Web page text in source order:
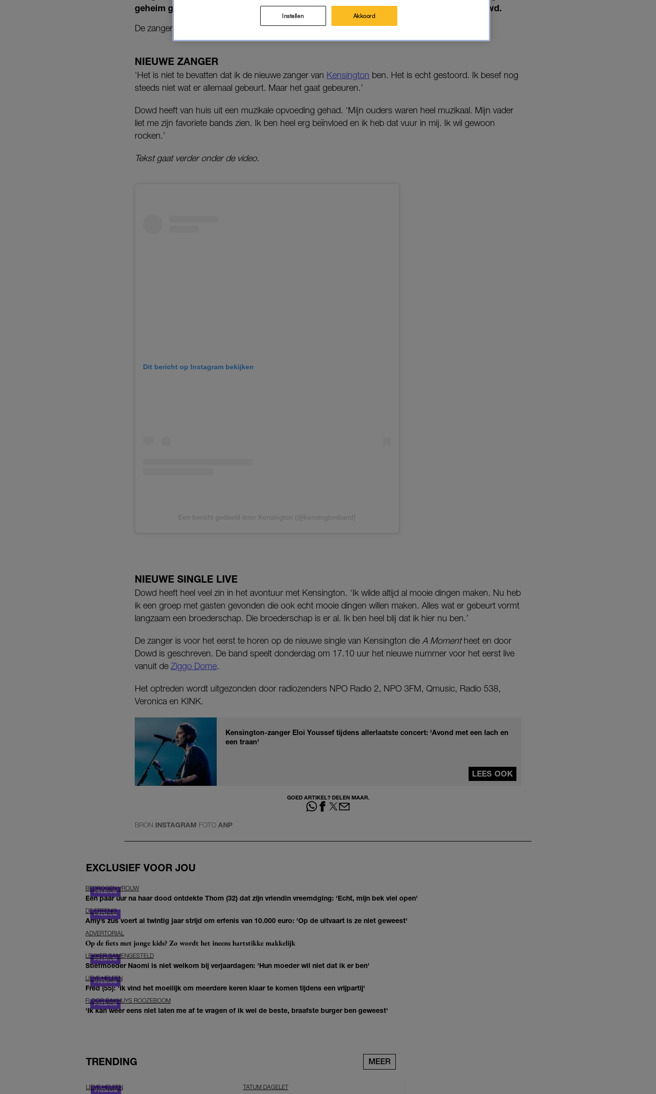
geheim gehouden, tot nu toe dan. Via social media maken fans kennis met Jason Dowd.
De zanger, die uit Louisiana (VS) afkomstig is, vertelt dat muziek met de paplepel is ingegoten.
NIEUWE ZANGER
‘Het is niet te bevatten dat ik de nieuwe zanger van Kensington ben. Het is echt gestoord. Ik besef nog
steeds niet wat er allemaal gebeurt. Maar het gaat gebeuren.’
Dowd heeft van huis uit een muzikale opvoeding gehad. ‘Mijn ouders waren heel muzikaal. Mijn vader
liet me zijn favoriete bands zien. Ik ben heel erg beïnvloed en ik heb dat vuur in mij. Ik wil gewoon
rocken.’
Tekst gaat verder onder de video.
Dit bericht op Instagram bekijken
Een bericht gedeeld door Kensington (@kensingtonband)
NIEUWE SINGLE LIVE
Dowd heeft heel veel zin in het avontuur met Kensington. ‘Ik wilde altijd al mooie dingen maken. Nu heb
ik een groep met gasten gevonden die ook echt mooie dingen willen maken. Alles wat er gebeurt vormt
langzaam een broederschap. Die broederschap is er al. Ik ben heel blij dat ik hier nu ben.’
De zanger is voor het eerst te horen op de nieuwe single van Kensington die A Momentheet en door
Dowd is geschreven. De band speelt donderdag om 17.10 uur het nieuwe nummer voor het eerst live
vanuit de Ziggo Dome.
Het optreden wordt uitgezonden door radiozenders NPO Radio 2, NPO 3FM, Qmusic, Radio 538,
Veronica en KINK.
Kensington-zanger Eloi Youssef tijdens allerlaatste concert: 'Avond met een lach en
een traan'
LEES OOK
GOED ARTIKEL? DELEN MAAR.
BRON INSTAGRAM FOTO ANP
EXCLUSIEF VOOR JOU
BEDROGEN VROUW
Een paar uur na haar dood ontdekte Thom (32) dat zijn vriendin vreemdging: 'Echt, mijn bek viel open'
DE ERFENIS
Amy’s zus voert al twintig jaar strijd om erfenis van 10.000 euro: 'Op de uitvaart is ze niet geweest'
ADVERTORIAL
Op de fiets met jonge kids? Zo wordt het ineens hartstikke makkelijk
LEKKER SAMENGESTELD
Stiefmoeder Naomi is niet welkom bij verjaardagen: 'Hun moeder wil niet dat ik er ben'
LIEVE HELEEN
Fred (55): 'Ik vind het moeilijk om meerdere keren klaar te komen tijdens een vrijpartij'
FLOOR BAKHUYS ROOZEBOOM
'Ik kan weer eens niet laten me af te vragen of ik wel de beste, braafste burger ben geweest'
TRENDING MEER
LIEVE HELEEN TATUM DAGELET
Instellen Akkoord